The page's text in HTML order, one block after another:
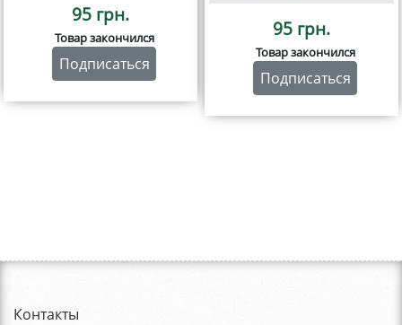
95 грн.
Товар закончился
Подписаться
95 грн.
Товар закончился
Подписаться
Контакты